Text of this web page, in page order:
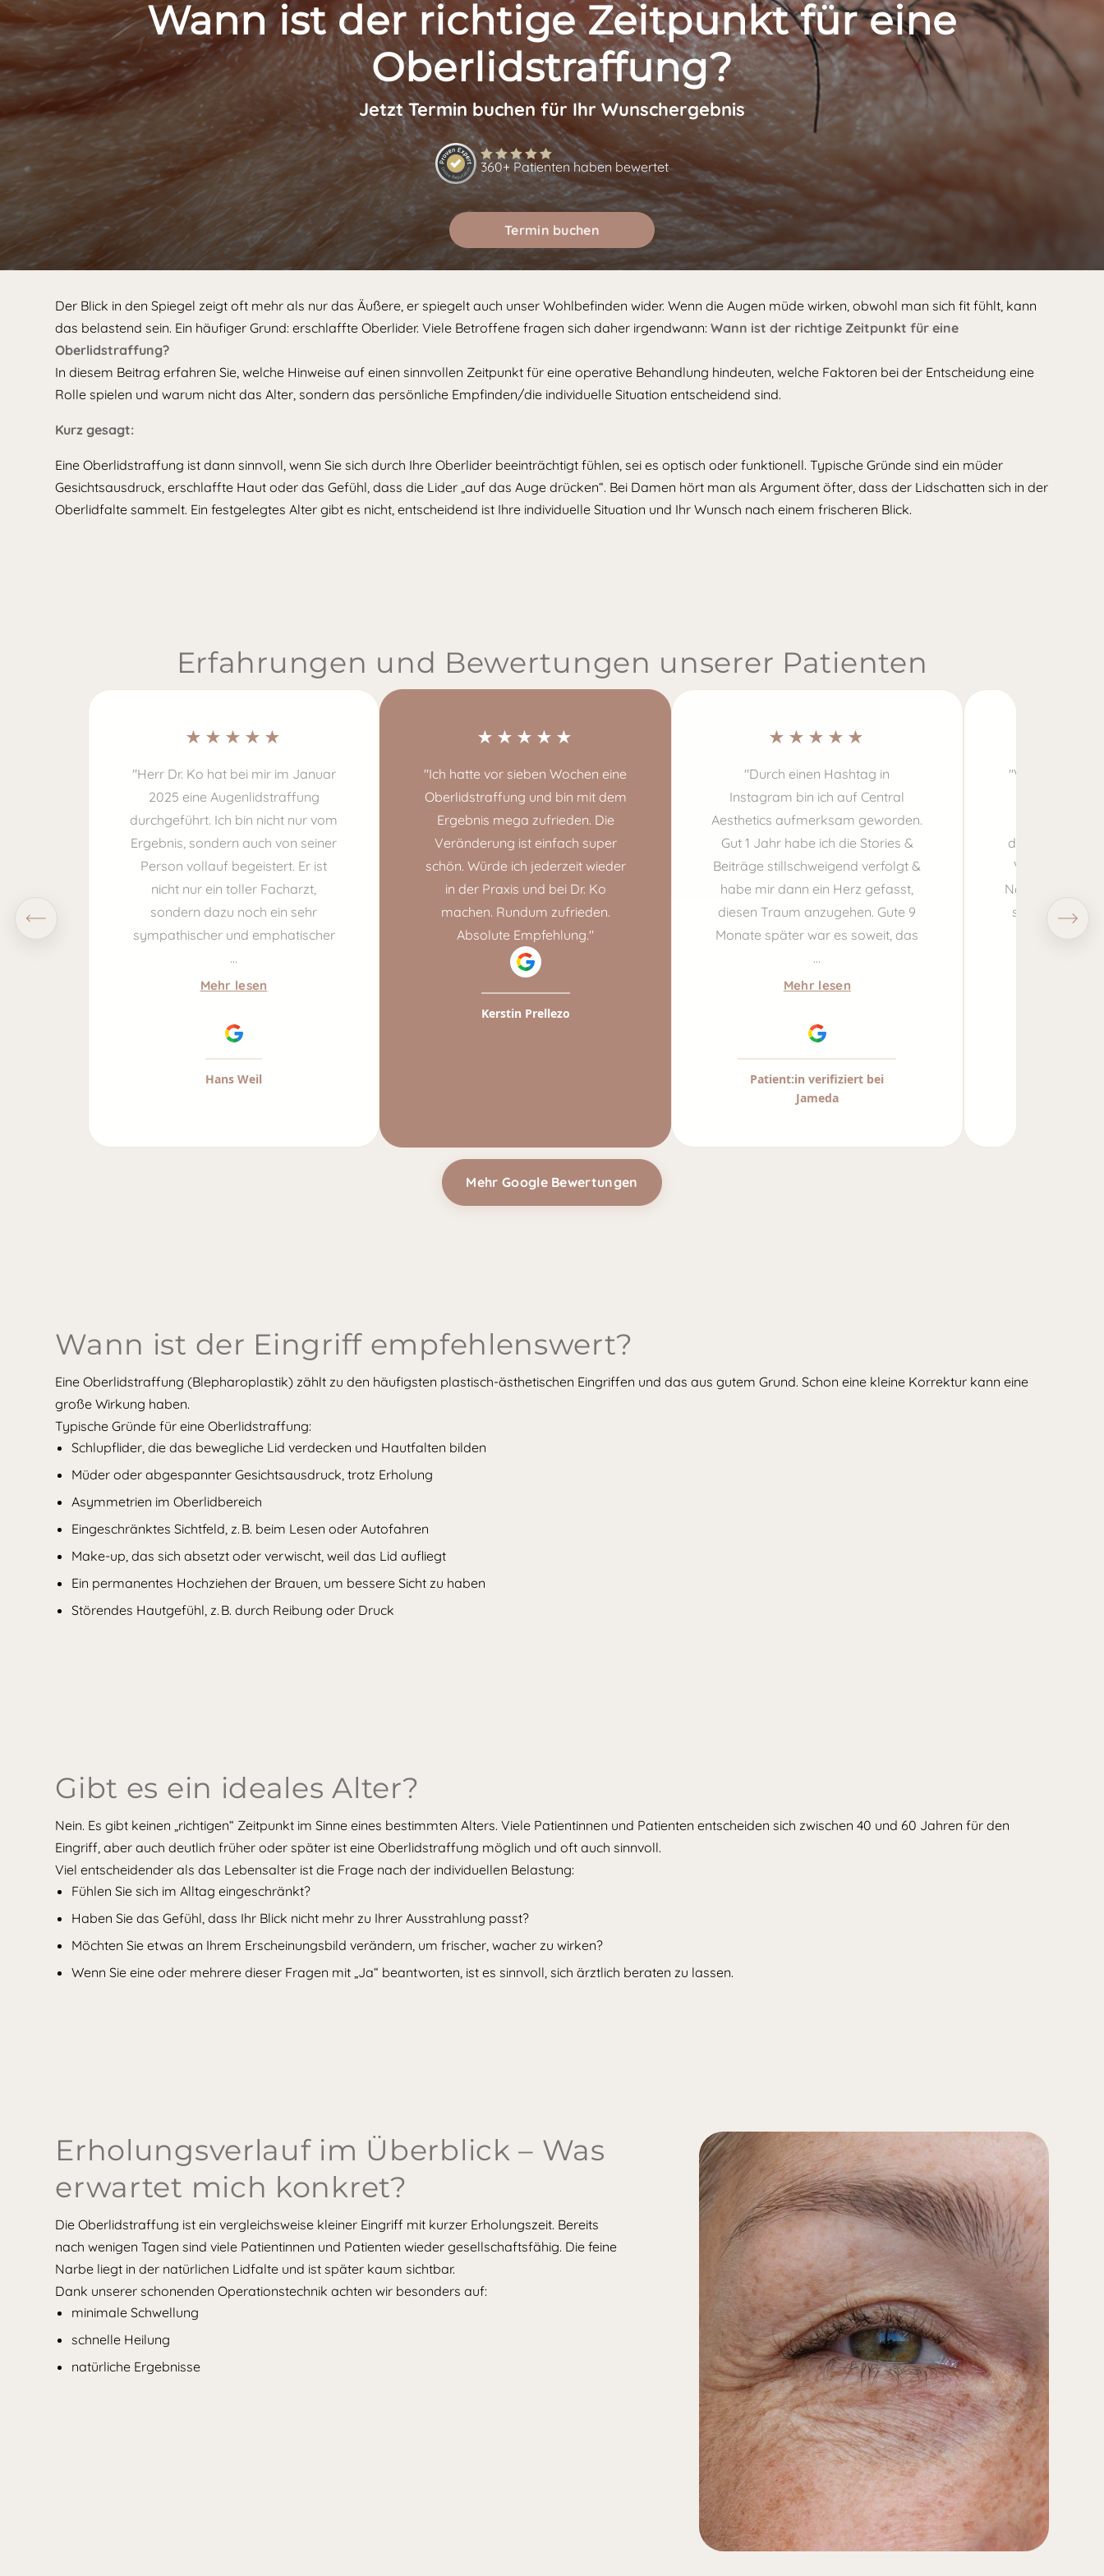
Wann ist der richtige Zeitpunkt für eine
Oberlidstraffung?
Jetzt Termin buchen für Ihr Wunschergebnis
360+ Patienten haben bewertet
Termin buchen
Der Blick in den Spiegel zeigt oft mehr als nur das Äußere, er spiegelt auch unser Wohlbefinden wider. Wenn die Augen müde wirken, obwohl man sich fit fühlt, kann
das belastend sein. Ein häufiger Grund: erschlaffte Oberlider. Viele Betroffene fragen sich daher irgendwann:Wann ist der richtige Zeitpunkt für eine
Oberlidstraffung?
In diesem Beitrag erfahren Sie, welche Hinweise auf einen sinnvollen Zeitpunkt für eine operative Behandlung hindeuten, welche Faktoren bei der Entscheidung eine
Rolle spielen und warum nicht das Alter, sondern das persönliche Empfinden/die individuelle Situation entscheidend sind.
Kurz gesagt:
Eine Oberlidstraffung ist dann sinnvoll, wenn Sie sich durch Ihre Oberlider beeinträchtigt fühlen, sei es optisch oder funktionell. Typische Gründe sind ein müder
Gesichtsausdruck, erschlaffte Haut oder das Gefühl, dass die Lider „auf das Auge drücken“. Bei Damen hört man als Argument öfter, dass der Lidschatten sich in der
Oberlidfalte sammelt. Ein festgelegtes Alter gibt es nicht, entscheidend ist Ihre individuelle Situation und Ihr Wunsch nach einem frischeren Blick.
Erfahrungen und Bewertungen unserer Patienten
Dr.
"Herr Dr. Ko hat bei mir im Januar
2025 eine Augenlidstraffung
durchgeführt. Ich bin nicht nur vom
Ergebnis, sondern auch von seiner
Person vollauf begeistert. Er ist
nicht nur ein toller Facharzt,
sondern dazu noch ein sehr
sympathischer und emphatischer
…
Mehr lesen
Hans Weil
"Ich hatte vor sieben Wochen eine
Oberlidstraffung und bin mit dem
Ergebnis mega zufrieden. Die
Veränderung ist einfach super
schön. Würde ich jederzeit wieder
in der Praxis und bei Dr. Ko
machen. Rundum zufrieden.
Absolute Empfehlung."
Kerstin Prellezo
"Durch einen Hashtag in
Instagram bin ich auf Central
Aesthetics aufmerksam geworden.
Gut 1 Jahr habe ich die Stories &
Beiträge stillschweigend verfolgt &
habe mir dann ein Herz gefasst,
diesen Traum anzugehen. Gute 9
Monate später war es soweit, das
…
Mehr lesen
Patient:in verifiziert bei
Jameda
"Vor drei
dem Ergebnis
Von der
Nachsorge
sehr gut
Mehr Google Bewertungen
Wann ist der Eingriff empfehlenswert?
Eine Oberlidstraffung (Blepharoplastik) zählt zu den häufigsten plastisch-ästhetischen Eingriffen und das aus gutem Grund. Schon eine kleine Korrektur kann eine
große Wirkung haben.
Typische Gründe für eine Oberlidstraffung:
Schlupflider, die das bewegliche Lid verdecken und Hautfalten bilden
Müder oder abgespannter Gesichtsausdruck, trotz Erholung
Asymmetrien im Oberlidbereich
Eingeschränktes Sichtfeld, z. B. beim Lesen oder Autofahren
Make-up, das sich absetzt oder verwischt, weil das Lid aufliegt
Ein permanentes Hochziehen der Brauen, um bessere Sicht zu haben
Störendes Hautgefühl, z. B. durch Reibung oder Druck
Gibt es ein ideales Alter?
Nein. Es gibt keinen „richtigen“ Zeitpunkt im Sinne eines bestimmten Alters. Viele Patientinnen und Patienten entscheiden sich zwischen 40 und 60 Jahren für den
Eingriff, aber auch deutlich früher oder später ist eine Oberlidstraffung möglich und oft auch sinnvoll.
Viel entscheidender als das Lebensalter ist die Frage nach der individuellen Belastung:
Fühlen Sie sich im Alltag eingeschränkt?
Haben Sie das Gefühl, dass Ihr Blick nicht mehr zu Ihrer Ausstrahlung passt?
Möchten Sie etwas an Ihrem Erscheinungsbild verändern, um frischer, wacher zu wirken?
Wenn Sie eine oder mehrere dieser Fragen mit „Ja“ beantworten, ist es sinnvoll, sich ärztlich beraten zu lassen.
Erholungsverlauf im Überblick – Was
erwartet mich konkret?
Die Oberlidstraffung ist ein vergleichsweise kleiner Eingriff mit kurzer Erholungszeit. Bereits
nach wenigen Tagen sind viele Patientinnen und Patienten wieder gesellschaftsfähig. Die feine
Narbe liegt in der natürlichen Lidfalte und ist später kaum sichtbar.
Dank unserer schonenden Operationstechnik achten wir besonders auf:
minimale Schwellung
schnelle Heilung
natürliche Ergebnisse